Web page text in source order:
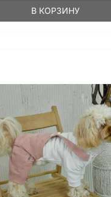
В КОРЗИНУ